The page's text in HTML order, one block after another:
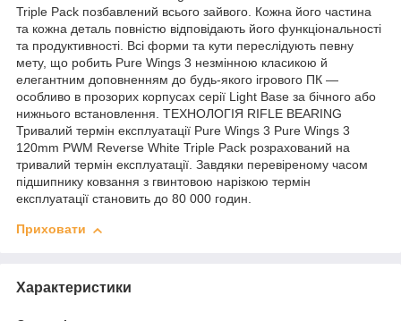
Triple Pack позбавлений всього зайвого. Кожна його частина
та кожна деталь повністю відповідають його функціональності
та продуктивності. Всі форми та кути переслідують певну
мету, що робить Pure Wings 3 незмінною класикою й
елегантним доповненням до будь-якого ігрового ПК —
особливо в прозорих корпусах серії Light Base за бічного або
нижнього встановлення. ТЕХНОЛОГІЯ RIFLE BEARING
Тривалий термін експлуатації Pure Wings 3 Pure Wings 3
120mm PWM Reverse White Triple Pack розрахований на
тривалий термін експлуатації. Завдяки перевіреному часом
підшипнику ковзання з гвинтовою нарізкою термін
експлуатації становить до 80 000 годин.
Приховати
Характеристики